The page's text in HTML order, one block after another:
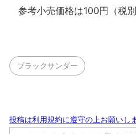
参考小売価格は100円（税別
ブラックサンダー